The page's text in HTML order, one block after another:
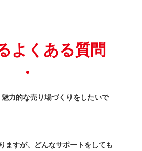
よくある質問
力的な売り場づくりをしたいで
ますが、どんなサポートをしても